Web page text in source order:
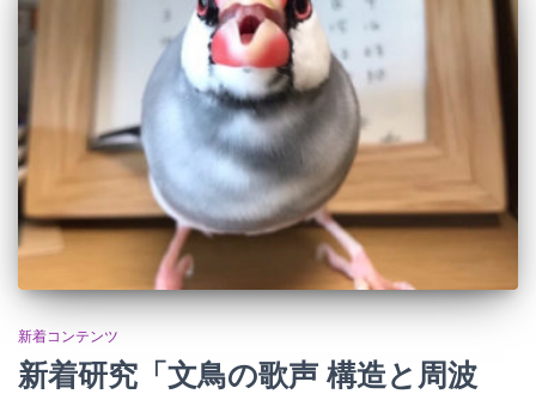
新着コンテンツ
新着研究「文鳥の歌声 構造と周波